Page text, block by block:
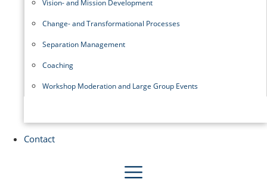
Vision- and Mission Development
Change- and Transformational Processes
Separation Management
Coaching
Workshop Moderation and Large Group Events
Contact